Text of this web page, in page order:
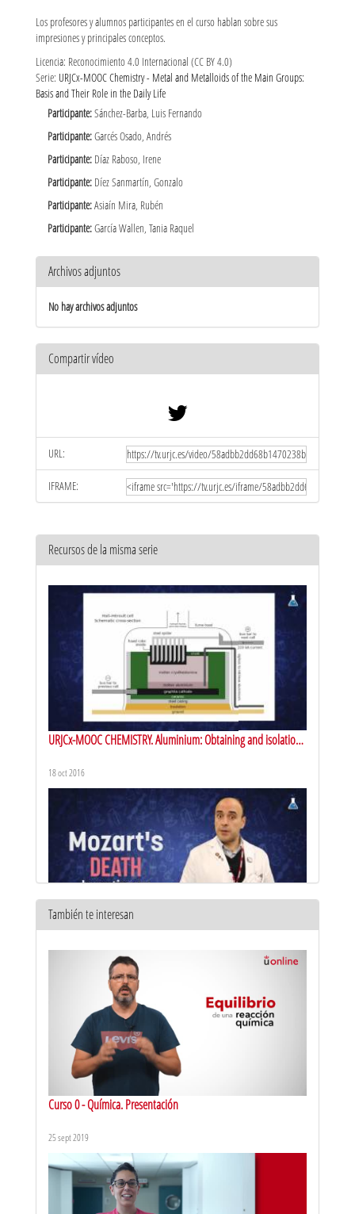
Los profesores y alumnos participantes en el curso hablan sobre sus
impresiones y principales conceptos.
Licencia: Reconocimiento 4.0 Internacional (CC BY 4.0)
Serie: URJCx-MOOC Chemistry - Metal and Metalloids of the Main Groups:
Basis and Their Role in the Daily Life
Participante:Sánchez-Barba, Luis Fernando
Participante:Garcés Osado, Andrés
Participante: Díaz Raboso, Irene
Participante: Díez Sanmartín, Gonzalo
Participante:Asiaín Mira, Rubén
Participante:García Wallen, Tania Raquel
Archivos adjuntos
No hay archivos adjuntos
Compartir vídeo
URL:
IFRAME:
Recursos de la misma serie
URJCx-MOOC CHEMISTRY. Aluminium: Obtaining and isolation
18 oct 2016
and applications
URJCx-MOOC CHEMISTRY. Metal and Metalloids of the Main
Groups: Basis and Their Role in the Daily Life. About
8 sept 2016
También te interesan
Curso 0 - Química. Presentación
25 sept 2019